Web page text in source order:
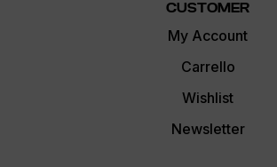
CUSTOMER
My Account
Carrello
Wishlist
Newsletter